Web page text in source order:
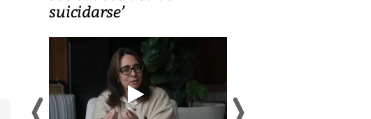
suicidarse’